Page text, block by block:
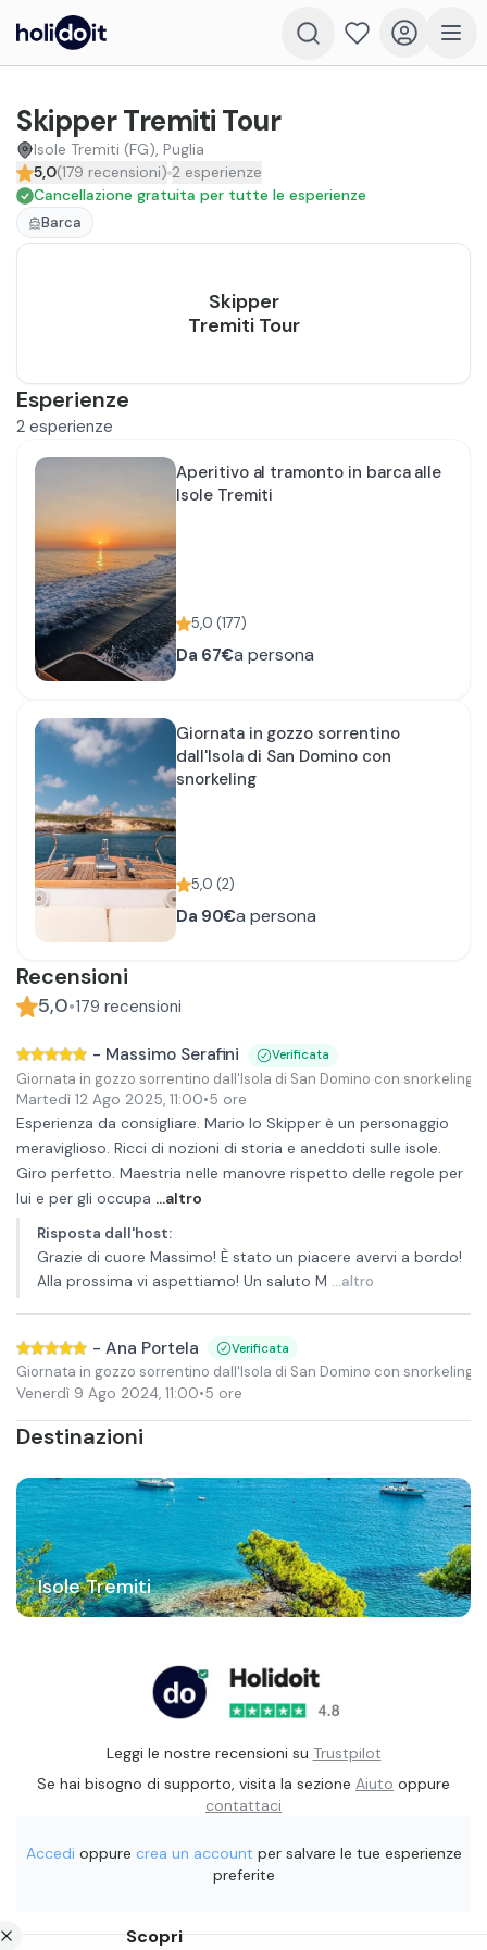
Skipper Tremiti Tour
Isole Tremiti (FG), Puglia
5,0(179 recensioni) 2 esperienze
Cancellazione gratuita per tutte le esperienze
Barca
Esperienze
2 esperienze
Aperitivo al tramonto in barca alle
Isole Tremiti
5,0 (177)
Da 67€a persona
Giornata in gozzo sorrentino
dall'Isola di San Domino con
snorkeling
5,0 (2)
Da 90€a persona
Recensioni
5,0•179 recensioni
- Massimo Serafini Verificata
Giornata in gozzo sorrentino dall'Isola di San Domino con snorkeling
Martedì 12 Ago 2025, 11:00•5 ore
Esperienza da consigliare. Mario lo Skipper è un personaggio
meraviglioso. Ricci di nozioni di storia e aneddoti sulle isole.
Giro perfetto. Maestria nelle manovre rispetto delle regole per
lui e per gli occupa ...altro
Risposta dall'host:
Grazie di cuore Massimo! È stato un piacere avervi a bordo!
Alla prossima vi aspettiamo! Un saluto M ...altro
- Ana Portela Verificata
Giornata in gozzo sorrentino dall'Isola di San Domino con snorkeling
Venerdì 9 Ago 2024, 11:00•5 ore
Skipper
Tremiti Tour
Destinazioni
Isole Tremiti
Leggi le nostre recensioni su Trustpilot
Se hai bisogno di supporto, visita la sezione Aiuto oppure
contattaci
Accedi oppure crea un account per salvare le tue esperienze
preferite
Scopri